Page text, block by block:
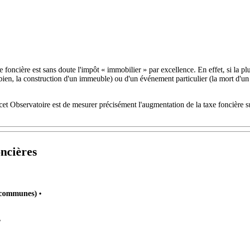
est sans doute l'impôt « immobilier » par excellence. En effet, si la
la construction d'un immeuble) ou d'un événement particulier (la mort
est de mesurer précisément l'augmentation de la taxe foncière
•